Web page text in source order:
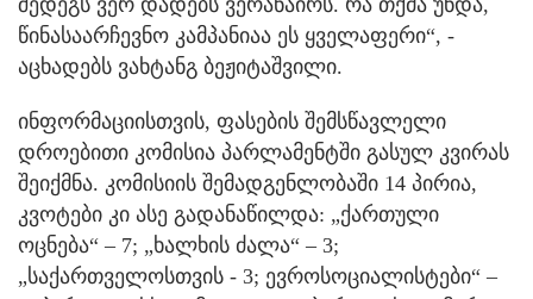
შედეგს ვერ დადებს ვერანაირს. რა თქმა უნდა,
წინასაარჩევნო კამპანიაა ეს ყველაფერი“, -
აცხადებს ვახტანგ ბეჟიტაშვილი.
ინფორმაციისთვის, ფასების შემსწავლელი
დროებითი კომისია პარლამენტში გასულ კვირას
შეიქმნა. კომისიის შემადგენლობაში 14 პირია,
კვოტები კი ასე გადანაწილდა: „ქართული
ოცნება“ – 7; „ხალხის ძალა“ – 3;
„საქართველოსთვის - 3; ევროსოციალისტები“ –